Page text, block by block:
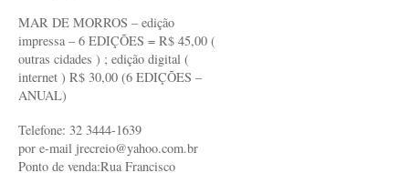
MAR DE MORROS – edição
impressa – 6 EDIÇÕES = R$ 45,00 (
outras cidades ) ; edição digital (
internet ) R$ 30,00 (6 EDIÇÕES –
ANUAL)
Telefone: 32 3444-1639
por e-mail jrecreio@yahoo.com.br
Ponto de venda:Rua Francisco